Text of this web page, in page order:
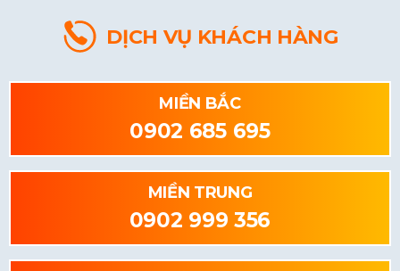
DỊCH VỤ KHÁCH HÀNG
MIỀN BẮC
0902 685 695
MIỀN TRUNG
0902 999 356